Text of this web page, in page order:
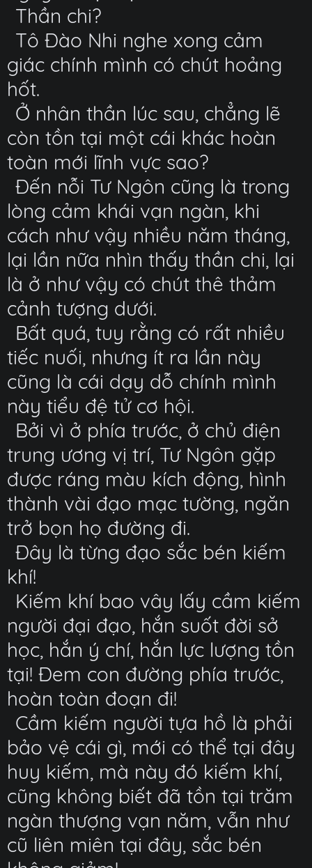
Thần chi?
Tô Đào Nhi nghe xong cảm
giác chính mình có chút hoảng
hốt.
Ở nhân thần lúc sau, chẳng lẽ
còn tồn tại một cái khác hoàn
toàn mới lĩnh vực sao?
Đến nỗi Tư Ngôn cũng là trong
lòng cảm khái vạn ngàn, khi
cách như vậy nhiều năm tháng,
lại lần nữa nhìn thấy thần chi, lại
là ở như vậy có chút thê thảm
cảnh tượng dưới.
Bất quá, tuy rằng có rất nhiều
tiếc nuối, nhưng ít ra lần này
cũng là cái dạy dỗ chính mình
này tiểu đệ tử cơ hội.
Bởi vì ở phía trước, ở chủ điện
trung ương vị trí, Tư Ngôn gặp
được ráng màu kích động, hình
thành vài đạo mạc tường, ngăn
trở bọn họ đường đi.
Đây là từng đạo sắc bén kiếm
khí!
Kiếm khí bao vây lấy cầm kiếm
người đại đạo, hắn suốt đời sở
học, hắn ý chí, hắn lực lượng tồn
tại! Đem con đường phía trước,
hoàn toàn đoạn đi!
Cầm kiếm người tựa hồ là phải
bảo vệ cái gì, mới có thể tại đây
huy kiếm, mà này đó kiếm khí,
cũng không biết đã tồn tại trăm
ngàn thượng vạn năm, vẫn như
cũ liên miên tại đây, sắc bén